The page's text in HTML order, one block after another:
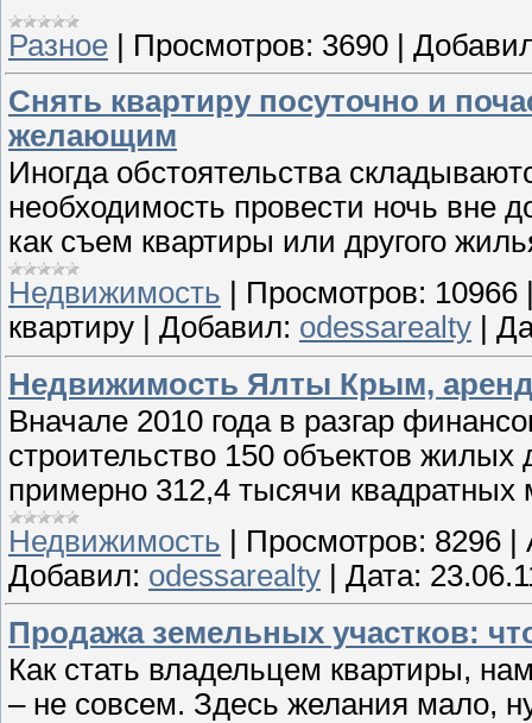
Разное
Просмотров: 3690
Снять квартиру посуточно и
желающим
Иногда обстоятельства
необходимость провести ночь вне
как съем квартиры или другого
Недвижимость
Просмотров: 10966
квартиру
Добавил: odessarealty
Недвижимость Ялты Крым,
Вначале 2010 года в разгар
строительство 150 объектов
примерно 312,4 тысячи квадратных
Недвижимость
Просмотров: 8296
Добавил: odessarealty Дата:
Продажа земельных участков:
Как стать владельцем квартиры,
– не совсем. Здесь желания мало,